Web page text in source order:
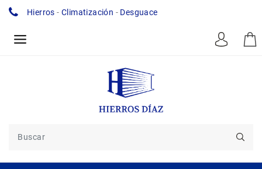
Hierros -Climatización - Desguace